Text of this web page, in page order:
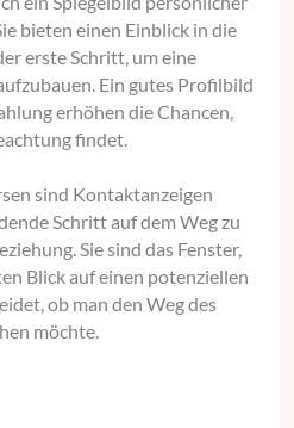
bieten einen Einblick in die
erste Schritt, um eine
Ein gutes Profilbild
erhöhen die Chancen,
findet.
sind Kontaktanzeigen
Schritt auf dem Weg zu
Sie sind das Fenster,
Blick auf einen potenziellen
ob man den Weg des
möchte.